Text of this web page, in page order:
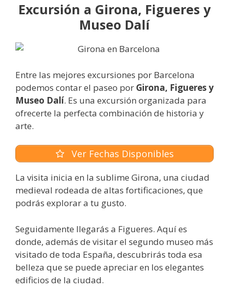
Excursión a Girona, Figueres y
Museo Dalí
Entre las mejores excursiones por Barcelona
podemos contar el paseo por Girona, Figueres y
Museo Dalí. Es una excursión organizada para
ofrecerte la perfecta combinación de historia y
arte.
Ver Fechas Disponibles
La visita inicia en la sublime Girona, una ciudad
medieval rodeada de altas fortificaciones, que
podrás explorar a tu gusto.
Seguidamente llegarás a Figueres. Aquí es
donde, además de visitar el segundo museo más
visitado de toda España, descubrirás toda esa
belleza que se puede apreciar en los elegantes
edificios de la ciudad.